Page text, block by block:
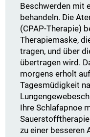
Beschwerden mit
behandeln. Die
(CPAP-Therapie)
Therapiemaske,
tragen, und über
übertragen wird.
morgens erholt
Tagesmüdigkeit
Ihre Schlafapnoe
zu einer besseren